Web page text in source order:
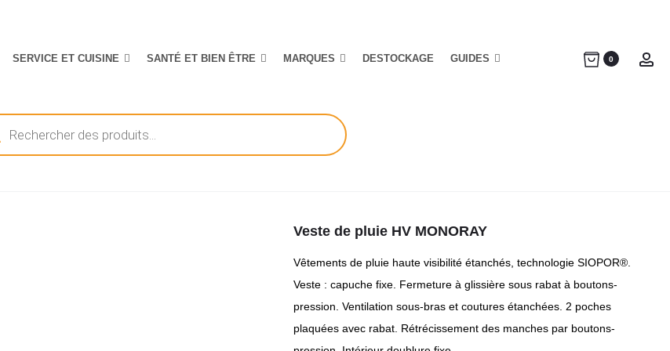
SERVICE ET CUISINE SANTÉ ET BIEN ÊTRE MARQUES DESTOCKAGE GUIDES 0
Veste de pluie HV MONORAY
Vêtements de pluie haute visibilité étanchés, technologie SIOPOR®.
Veste : capuche fixe. Fermeture à glissière sous rabat à boutons-
pression. Ventilation sous-bras et coutures étanchées. 2 poches
plaquées avec rabat. Rétrécissement des manches par boutons-